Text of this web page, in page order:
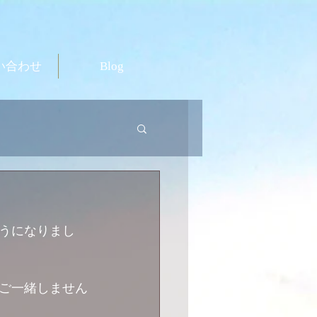
合わせ Blog
になりまし
一緒しません